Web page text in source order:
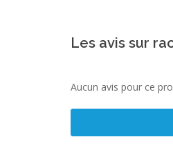
Les avis sur
Aucun avis pour ce